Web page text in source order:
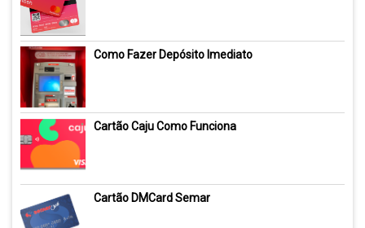
Como Fazer Depósito Imediato
Cartão Caju Como Funciona
Cartão DMCard Semar